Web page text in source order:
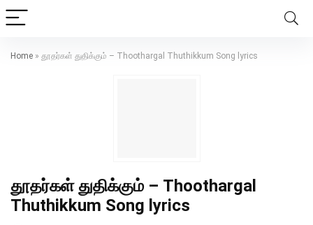
Home » தூதர்கள் துதிக்கும் – Thoothargal Thuthikkum Song lyrics
தூதர்கள் துதிக்கும் – Thoothargal
Thuthikkum Song lyrics